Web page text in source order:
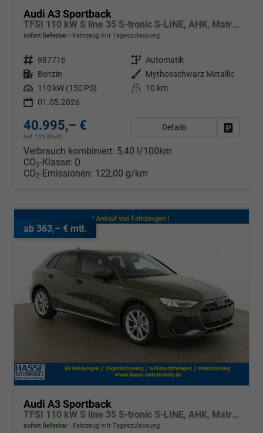
Audi A3 Sportback
TFSI 110 kW S line 35 S-tronic S-LINE, AHK, Matrix, Navi, el. Klappe, Kamera, Winter, 3 J.-Garantie
sofort lieferbar Fahrzeug mit Tageszulassung
Fahrzeugnr. 987716 Getriebe Automatik
Kraftstoff Benzin Außenfarbe
Mythosschwarz Metallic
Leistung 110 kW (150 PS) Kilometerstand
10 km
01.05.2026
40.995,– €
incl. 19% MwSt.
Details
Verbrauch kombiniert: 5,40 l/100km
CO2-Klasse: D
CO2-Emissionen: 122,00 g/km
ab 363,– € mtl.
Audi A3 Sportback
TFSI 110 kW S line 35 S-tronic S-LINE, AHK, Matrix, Navi, el. Klappe, Kamera, Winter, 3 J.-Garantie
sofort lieferbar Fahrzeug mit Tageszulassung